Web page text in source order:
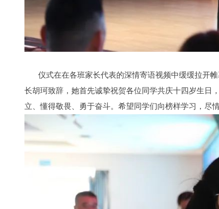
仪式在在各班家长代表的深情寄语视频中缓缓拉开帷
长胡珂致辞，她首先诚挚祝贺各位同学共庆十四岁生日
立、懂得敬畏、勇于奋斗。希望同学们向榜样学习，尽